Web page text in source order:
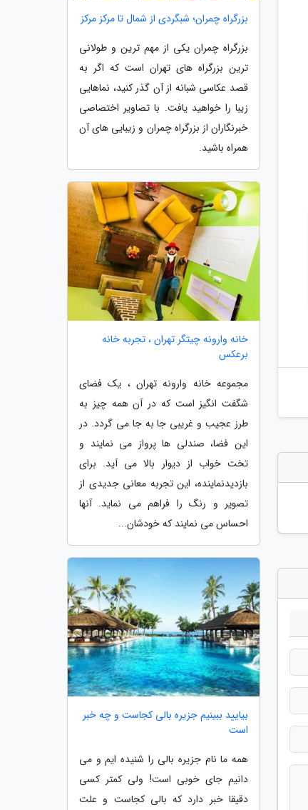
بزرگراه چمران؛ شبگردی از شمال تا مرکز مرکز
بزرگراه چمران یکی از مهم ترین و طولانی
ترین بزرگراه های تهران است که اگر به
قصد عکاسی شبانه از آن گذر کنید، نماهایی
زیبا را خواهید یافت. با تصاویر اختصاصی
خبرنگاران از بزرگراه چمران و زیبایی های آن
همراه باشید.
خانه وارونه چیتگر تهران ، تجربه خانه
برعکس
مجموعه خانه وارونه تهران ، یک فضای
شگفت انگیز است که در آن همه چیز به
طرز عجیب و غریبی جا به جا می گردد. در
این فضا، صندلی ها پرواز می نمایند و
تخت خواب از دیوار بالا می آید. برای
بازدیدنماینده، این تجربه معانی جدیدی از
تصویر و رنگ را فراهم می نماید. آنها
احساس می نمایند که خودشان...
بیایید ببینیم جزیره بالی کجاست و چه خبر
است
همه ما نام جزیره بالی را شنیده ایم و می
دانیم جای خوبی است! ولی کمتر کسی
دقیقا خبر دارد که بالی کجاست و علت